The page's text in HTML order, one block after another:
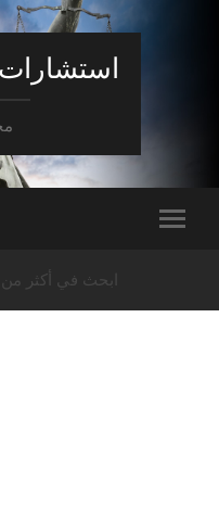
استشارات
ابحث في أكثر من 50 مليون معلومة قانونية